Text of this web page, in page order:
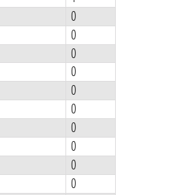
0
0
0
0
0
0
0
0
0
0